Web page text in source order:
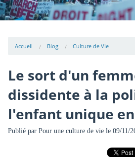
Accueil Blog Culture de Vie
Le sort d'un
dissidente à la
l'enfant unique
Publié par Pour une culture de viele 09/11/